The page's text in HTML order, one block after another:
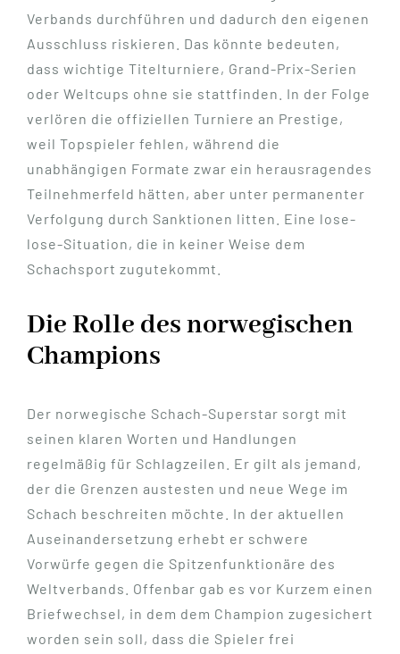
Verbands durchführen und dadurch den eigenen
Ausschluss riskieren. Das könnte bedeuten,
dass wichtige Titelturniere, Grand-Prix-Serien
oder Weltcups ohne sie stattfinden. In der Folge
verlören die offiziellen Turniere an Prestige,
weil Topspieler fehlen, während die
unabhängigen Formate zwar ein herausragendes
Teilnehmerfeld hätten, aber unter permanenter
Verfolgung durch Sanktionen litten. Eine lose-
lose-Situation, die in keiner Weise dem
Schachsport zugutekommt.
Die Rolle des norwegischen
Champions
Der norwegische Schach-Superstar sorgt mit
seinen klaren Worten und Handlungen
regelmäßig für Schlagzeilen. Er gilt als jemand,
der die Grenzen austesten und neue Wege im
Schach beschreiten möchte. In der aktuellen
Auseinandersetzung erhebt er schwere
Vorwürfe gegen die Spitzenfunktionäre des
Weltverbands. Offenbar gab es vor Kurzem einen
Briefwechsel, in dem dem Champion zugesichert
worden sein soll, dass die Spieler frei